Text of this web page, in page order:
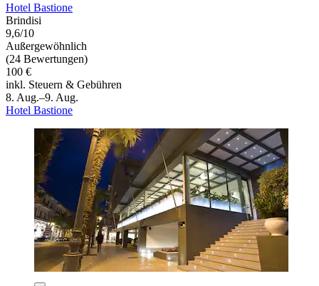
Hotel Bastione
Brindisi
9,6/10
Außergewöhnlich
(24 Bewertungen)
100 €
inkl. Steuern & Gebühren
8. Aug.–9. Aug.
Hotel Bastione